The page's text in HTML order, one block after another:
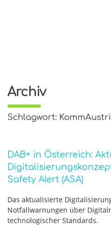
Archiv
Schlagwort:
DAB+ in Österreich:
Safety Alert (ASA)
Das aktualisierte
Notfallwarnungen über
technologischer Standards.